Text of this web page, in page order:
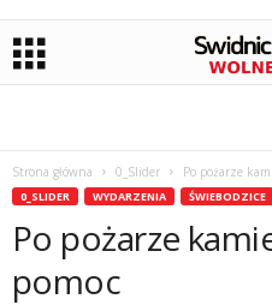
Strona główna 0_Slider Po pożarze
0_SLIDER WYDARZENIA ŚWIEBODZICE
Po pożarze
pomoc